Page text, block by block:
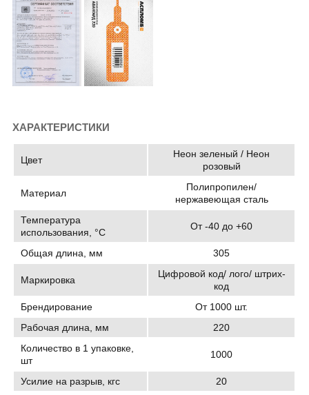
ХАРАКТЕРИСТИКИ
Цвет
Неон зеленый / Неон
розовый
Материал
Полипропилен/
нержавеющая сталь
Температура
использования, °C
От -40 до +60
Общая длина, мм 305
Маркировка
Цифровой код/ лого/ штрих-
код
Брендирование
От 1000 шт.
Рабочая длина, мм
220
Количество в 1 упаковке,
шт
1000
Усилие на разрыв, кгс
20